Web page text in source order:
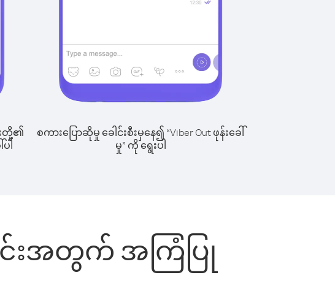
တို့၏
ါ
စကားပြောဆိုမှု ခေါင်းစီးမှနေ၍ “Viber Out ဖုန်းခေါ်
မှု” ကို ရွေးပါ
င်းအတွက် အကြံပြု